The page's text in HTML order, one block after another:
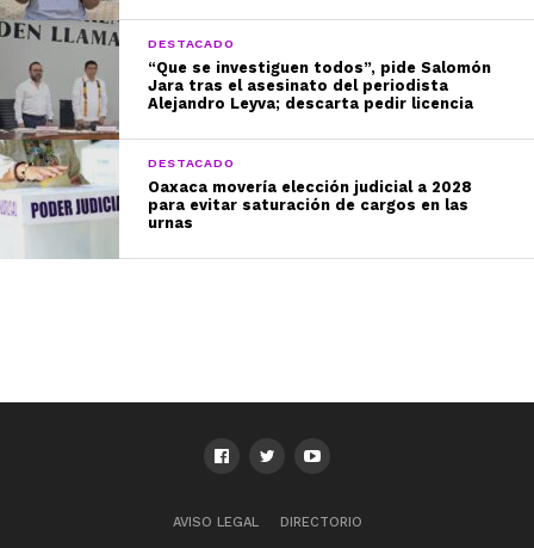
DESTACADO
“Que se investiguen todos”, pide Salomón
Jara tras el asesinato del periodista
Alejandro Leyva; descarta pedir licencia
DESTACADO
Oaxaca movería elección judicial a 2028
para evitar saturación de cargos en las
urnas
AVISO LEGAL DIRECTORIO